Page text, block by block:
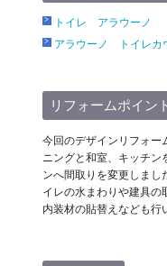
トイレ アラウーノ
アラウーノ トイレカ
リフォームポイント
今回のデザインリフォー
ニングと和室、キッチン
ンへ間取りを変更しまし
イレの水まわりや建具の
内装材の貼替えなども行